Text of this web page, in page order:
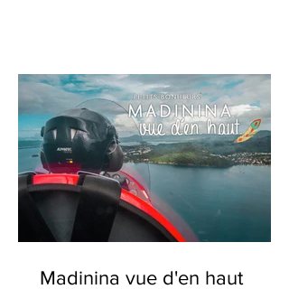
Madinina vue d'en haut